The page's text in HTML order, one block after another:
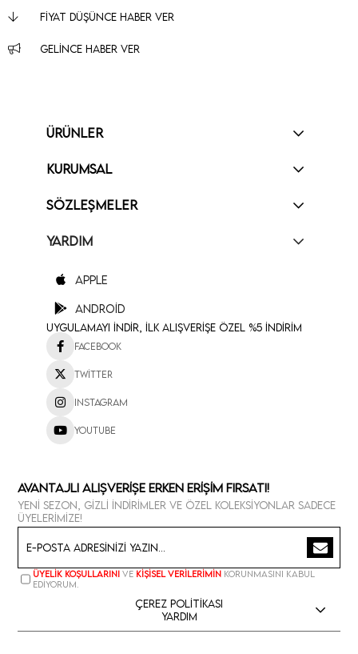
FIYAT DÜŞÜNCE HABER VER
GELINCE HABER VER
ÜRÜNLER
KURUMSAL
SÖZLEŞMELER
YARDIM
Apple
Android
Uygulamayı İndir, İlk Alışverişe Özel %5 İndirim
Facebook
Twitter
Instagram
Youtube
Avantajlı Alışverişe Erken Erişim Fırsatı!
Yeni sezon, gizli indirimler ve özel koleksiyonlar sadece
üyelerimize!
Üyelik koşullarını ve kişisel verilerimin korunmasını kabul
ediyorum.
Çerez Politikası
Yardım